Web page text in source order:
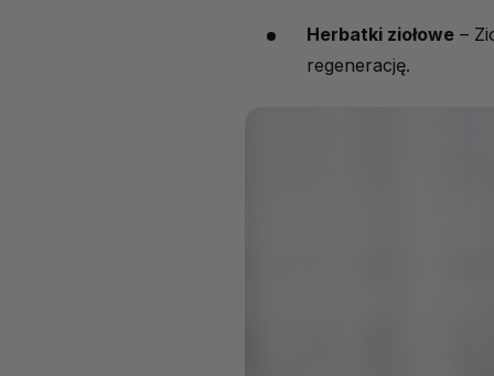
Herbatki ziołowe –
regenerację.